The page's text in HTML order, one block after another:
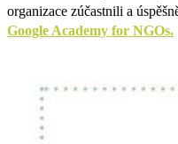
organizace zúčastnili a
Google Academy for NGOs.